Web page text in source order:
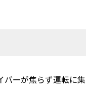
バーが焦らず運転に集